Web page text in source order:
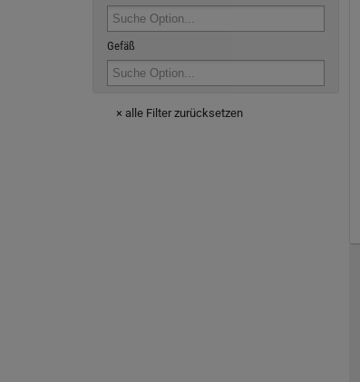
Gefäß
× alle Filter zurücksetzen